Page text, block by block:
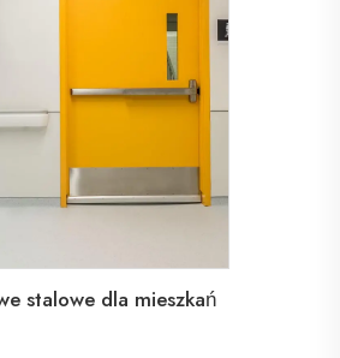
stalowe dla mieszkań